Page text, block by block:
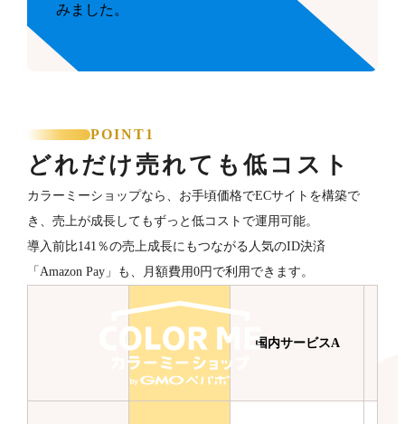
みました。
POINT1
どれだけ売れても低コスト
カラーミーショップなら、お手頃価格でECサイトを構築で
き、売上が成長してもずっと低コストで運用可能。
導入前比141％の売上成長にもつながる人気のID決済
「Amazon Pay」も、月額費用0円で利用できます。
国内サービスA